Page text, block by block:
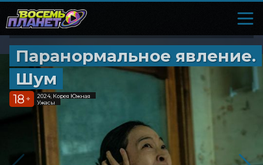
Паранормальное явление.
Шум
18 +
2024, Корея Южная
Ужасы